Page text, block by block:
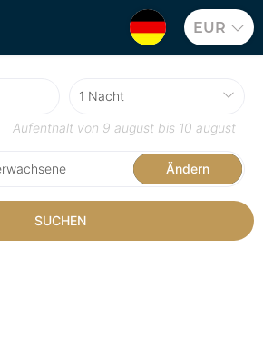
EUR
Aufenthalt von 9 august bis 10 august
Ändern